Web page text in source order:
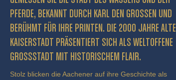
FERDE, BEKANNT DURCH KARL DEN GROSSEN UND BE
RÜHMT FÜR IHRE PRINTEN. DIE 2000 JAHRE ALTE KA
ISERSTADT PRÄSENTIERT SICH ALS WELTOFFENE GR
OSSSTADT MIT HISTORISCHEM FLAIR.
Stolz blicken die Aachener auf ihre Geschichte als